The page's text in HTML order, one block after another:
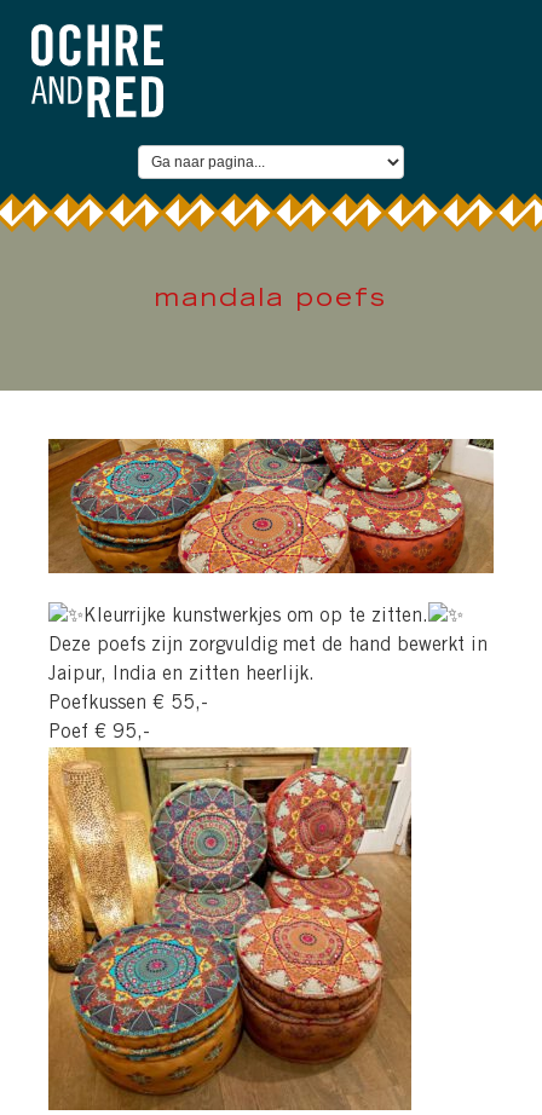
mandala poefs
Kleurrijke kunstwerkjes om op te zitten.
Deze poefs zijn zorgvuldig met de hand bewerkt in
Jaipur, India en zitten heerlijk.
Poefkussen € 55,-
Poef € 95,-